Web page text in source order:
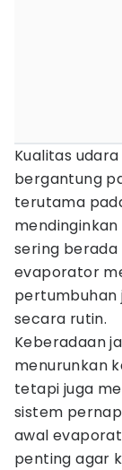
Kualitas
bergantung
terutama
sering
evaporator
pertumbuhan
secara rutin.
Keberadaan
menurunkan
tetapi juga
sistem
awal
penting agar